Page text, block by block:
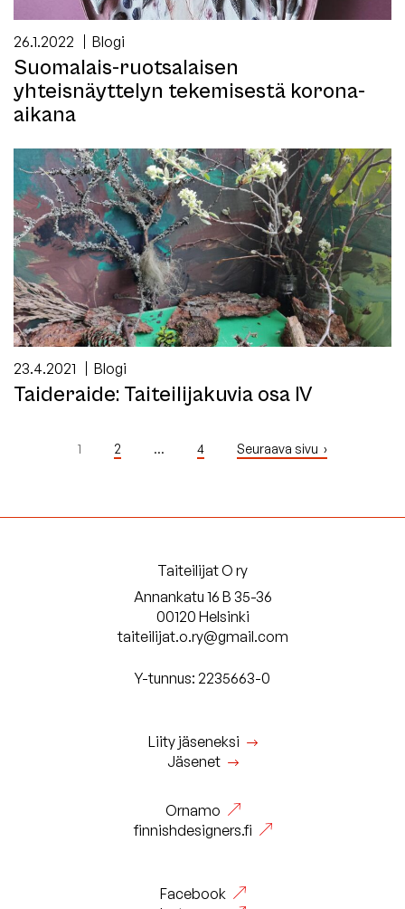
26.1.2022 Blogi
Suomalais-ruotsalaisen
yhteisnäyttelyn tekemisestä korona-
aikana
23.4.2021 Blogi
Taideraide: Taiteilijakuvia osa IV
1 2 … 4 Seuraava sivu
Taiteilijat O ry
Annankatu 16 B 35-36
00120 Helsinki
taiteilijat.o.ry@gmail.com
Y-tunnus: 2235663-0
Liity jäseneksi
Jäsenet
Ornamo
finnishdesigners.fi
Facebook